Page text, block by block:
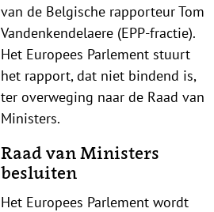
van de Belgische rapporteur Tom
Vandenkendelaere (EPP-fractie).
Het Europees Parlement stuurt
het rapport, dat niet bindend is,
ter overweging naar de Raad van
Ministers.
Raad van Ministers
besluiten
Het Europees Parlement wordt